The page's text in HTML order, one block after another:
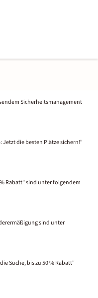
Sicherheitsmanagement
die besten Plätze sichern!"
Rabatt" sind unter folgendem
sind unter
Suche, bis zu 50 % Rabatt"